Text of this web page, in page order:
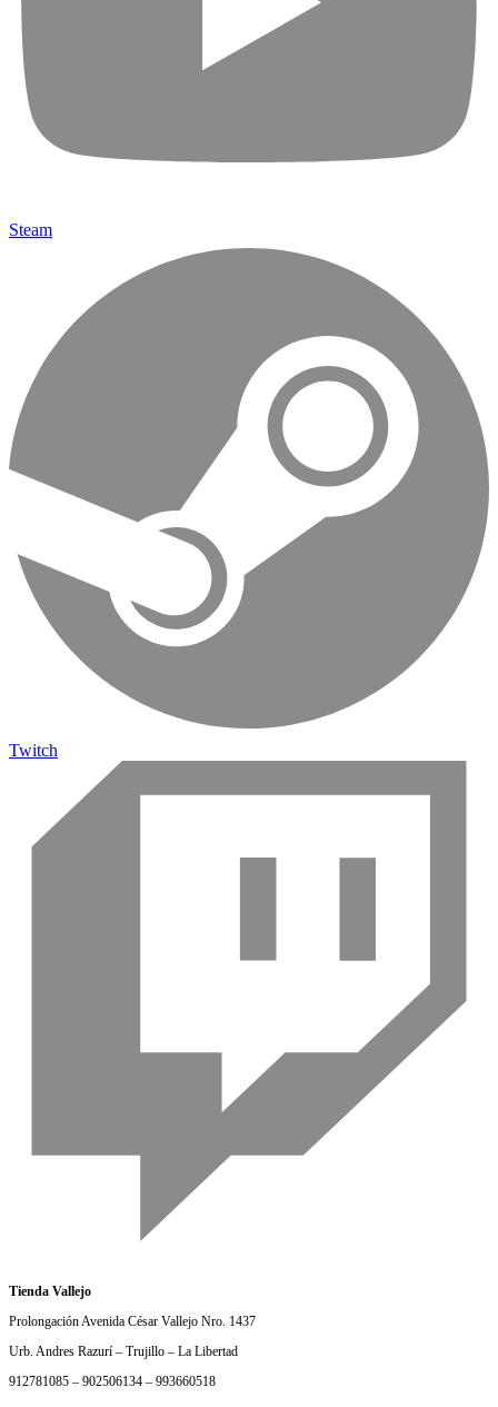
Steam
Twitch
Tienda Vallejo
Prolongación Avenida César Vallejo Nro. 1437
Urb. Andres Razurí – Trujillo – La Libertad
912781085 – 902506134 – 993660518